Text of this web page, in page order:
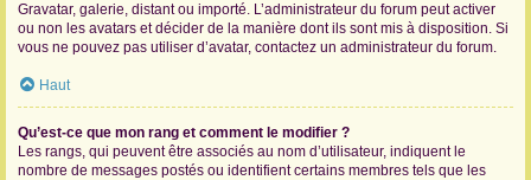
Gravatar, galerie, distant ou importé. L’administrateur du forum peut activer
ou non les avatars et décider de la manière dont ils sont mis à disposition. Si
vous ne pouvez pas utiliser d’avatar, contactez un administrateur du forum.
Haut
Qu’est-ce que mon rang et comment le modifier ?
Les rangs, qui peuvent être associés au nom d’utilisateur, indiquent le
nombre de messages postés ou identifient certains membres tels que les